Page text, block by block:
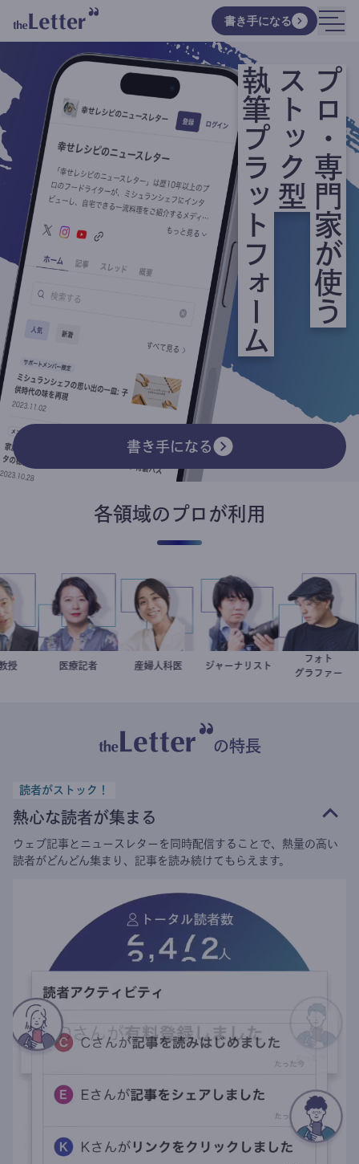
書き手になる
プロ・専門家が使う
ストック型
執筆プラットフォーム
書き手になる
各領域のプロが利用
藤忠史
学教授 岩永直子
医療記者 稲葉可奈子
産婦人科医 志葉玲
ジャーナリスト 別所隆弘
フォト
グラファー
の特長
読者がストック！
熱心な読者が集まる
ウェブ記事とニュースレターを同時配信することで、熱量の高い
読者がどんどん集まり、記事を読み続けてもらえます。